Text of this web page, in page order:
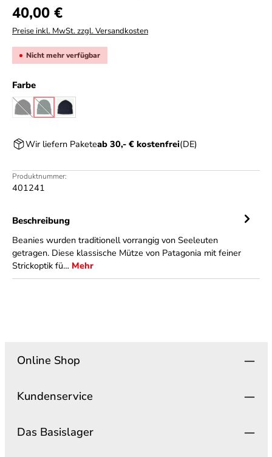
Regulärer Preis:
40,00 €
Preise inkl. MwSt. zzgl. Versandkosten
Nicht mehr verfügbar
Farbeauswählen
black
(Diese Option ist zurzeit nicht verfügbar.)
cascade green
(Diese Option ist zurzeit nicht verfügbar.)
navy blue
Wir liefern Paketeab 30,- € kostenfrei(DE)
Produktnummer:
401241
Beschreibung
Beanies wurden traditionell vorrangig von Seeleuten
getragen. Diese klassische Mütze von Patagonia mit feiner
Strickoptik fü… Mehr
Online Shop
Kundenservice
Das Basislager